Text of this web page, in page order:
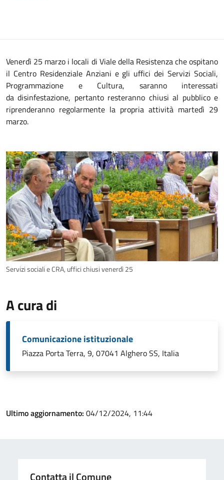
Venerdì 25 marzo i locali di Viale della Resistenza che ospitano
il Centro Residenziale Anziani e gli uffici dei Servizi Sociali,
Programmazione e Cultura, saranno interessati
da disinfestazione, pertanto resteranno chiusi al pubblico e
riprenderanno regolarmente la propria attività martedì 29
marzo.
Servizi sociali e CRA, uffici chiusi venerdì 25
A cura di
Comunicazione istituzionale
Piazza Porta Terra, 9, 07041 Alghero SS, Italia
Ultimo aggiornamento: 04/12/2024, 11:44